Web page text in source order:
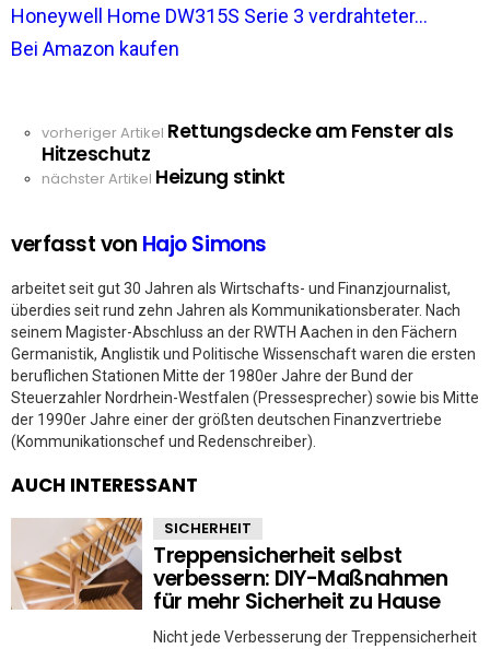
Honeywell Home DW315S Serie 3 verdrahteter...
Bei Amazon kaufen
See
more
vorheriger Artikel Rettungsdecke am Fenster als
Hitzeschutz
nächster Artikel Heizung stinkt
verfasst von Hajo Simons
arbeitet seit gut 30 Jahren als Wirtschafts- und Finanzjournalist,
überdies seit rund zehn Jahren als Kommunikationsberater. Nach
seinem Magister-Abschluss an der RWTH Aachen in den Fächern
Germanistik, Anglistik und Politische Wissenschaft waren die ersten
beruflichen Stationen Mitte der 1980er Jahre der Bund der
Steuerzahler Nordrhein-Westfalen (Pressesprecher) sowie bis Mitte
der 1990er Jahre einer der größten deutschen Finanzvertriebe
(Kommunikationschef und Redenschreiber).
AUCH INTERESSANT
SICHERHEIT
Treppensicherheit selbst
verbessern: DIY-Maßnahmen
für mehr Sicherheit zu Hause
Nicht jede Verbesserung der Treppensicherheit